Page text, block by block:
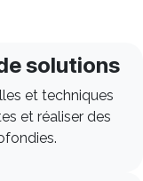
solutions
et techniques
et réaliser des